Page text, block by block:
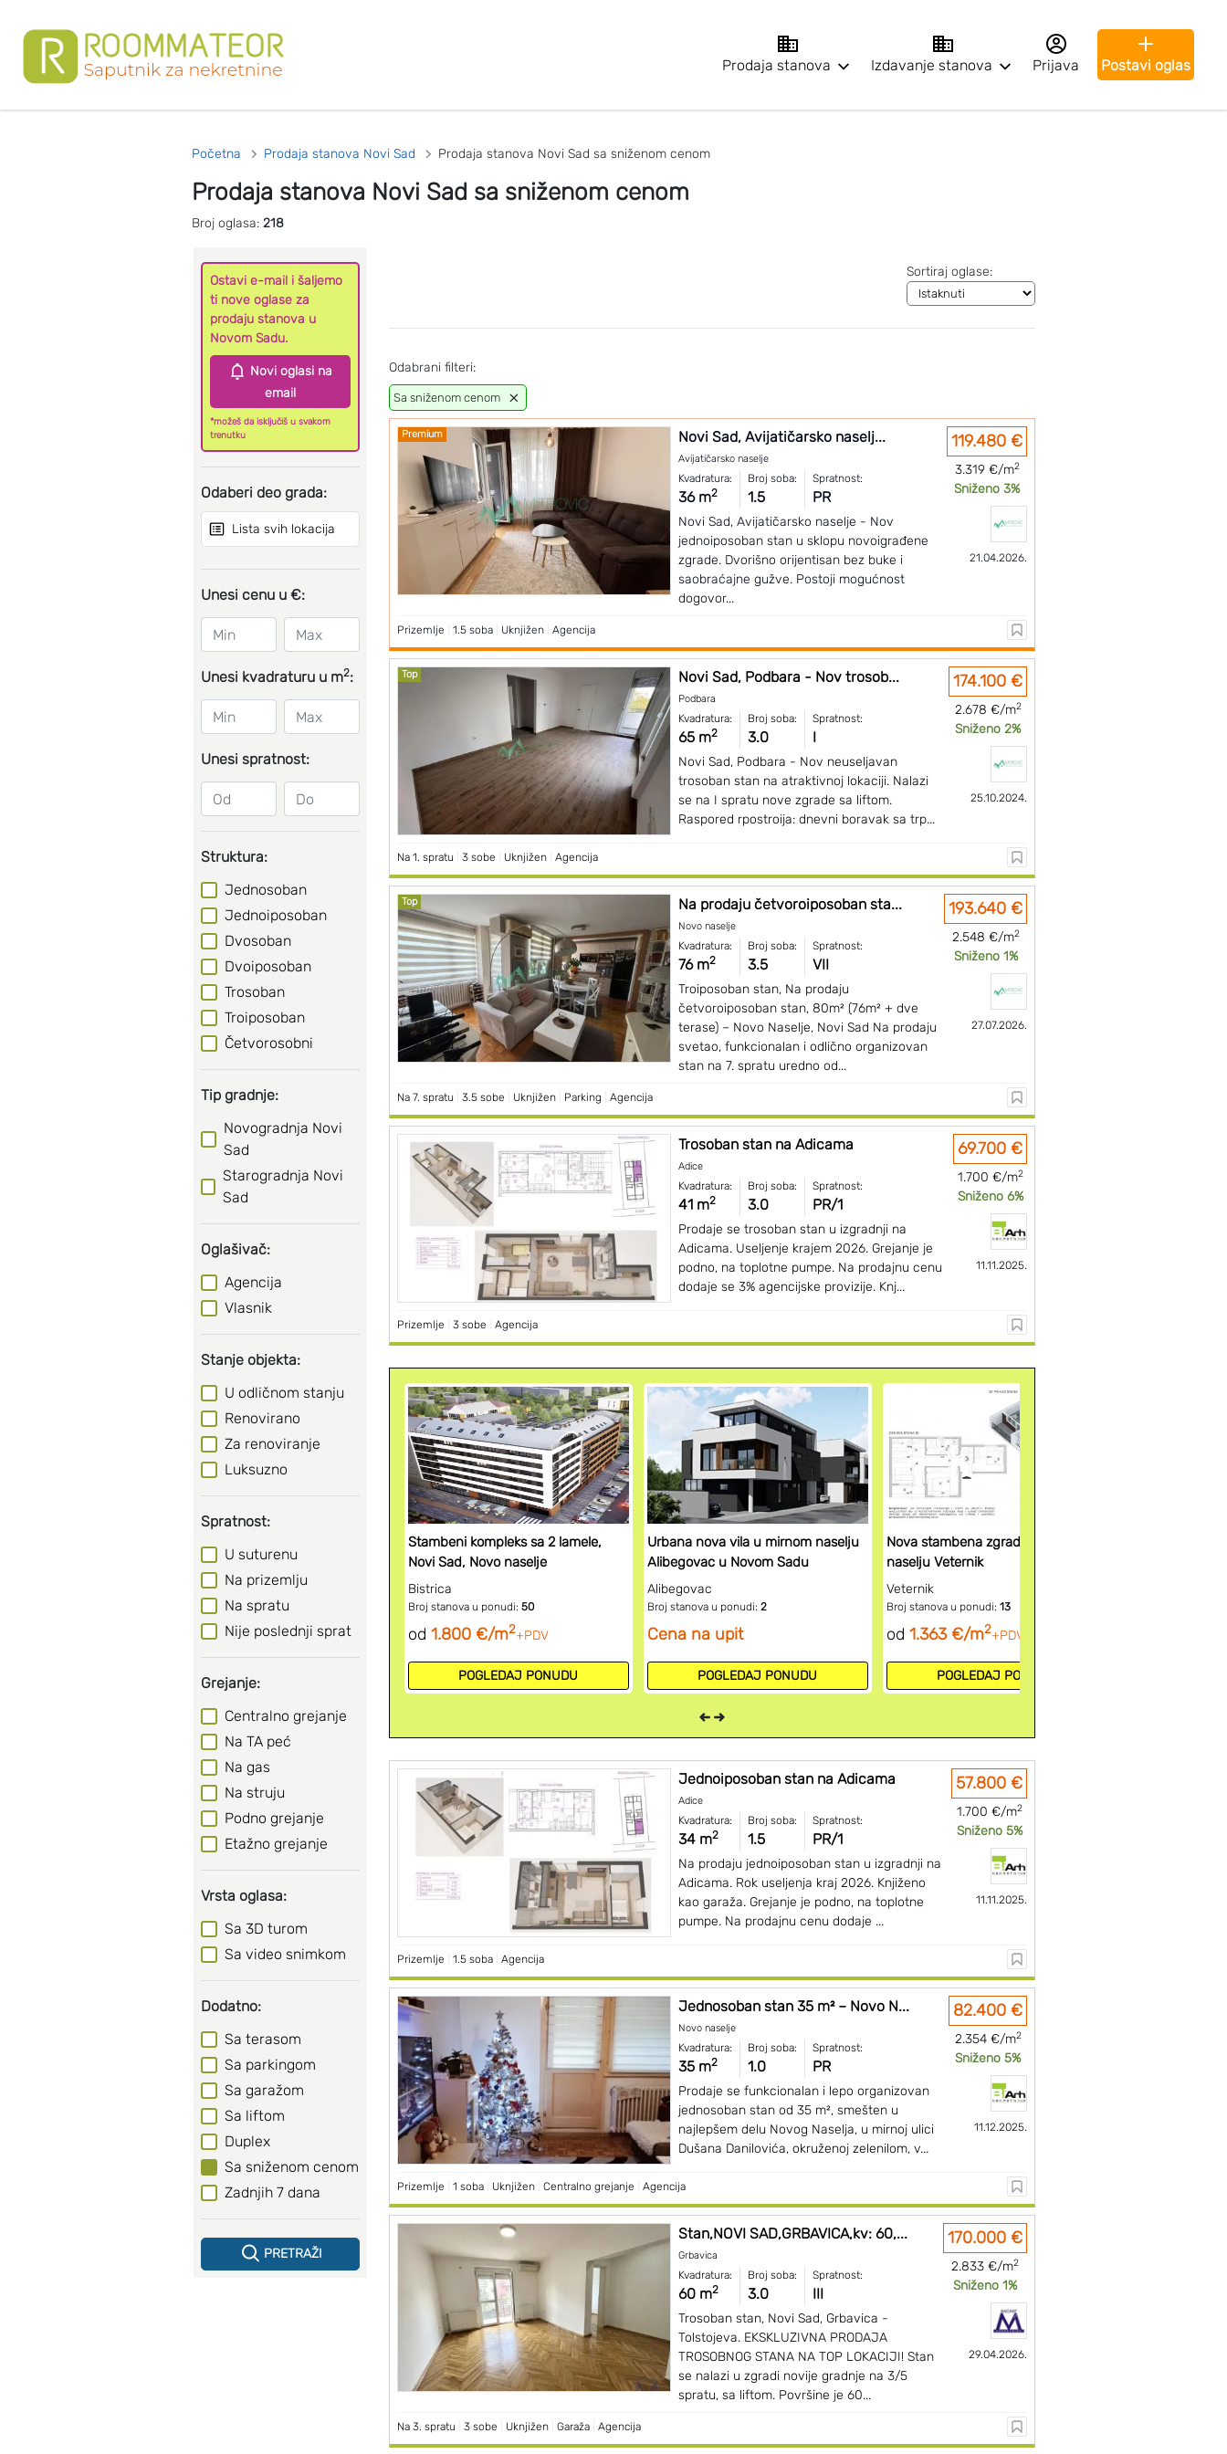
Prodaja stanova Izdavanje stanova Prijava Postavi oglas
Početna Prodaja stanova Novi Sad Prodaja stanova Novi Sad sa sniženom cenom
Prodaja stanova Novi Sad sa sniženom cenom
Broj oglasa: 218
Ostavi e-mail i šaljemo
ti nove oglase za
prodaju stanova u
Novom Sadu.
Novi oglasi na
email
*možeš da isključiš u svakom
trenutku
Odaberi deo grada:
Lista svih lokacija
Unesi cenu u €:
Unesi kvadraturu u m2:
Unesi spratnost:
Struktura:
Jednosoban
Jednoiposoban
Dvosoban
Dvoiposoban
Trosoban
Troiposoban
Četvorosobni
Tip gradnje:
Novogradnja Novi
Sad
Starogradnja Novi
Sad
Oglašivač:
Agencija
Vlasnik
Stanje objekta:
U odličnom stanju
Renovirano
Za renoviranje
Luksuzno
Spratnost:
U suturenu
Na prizemlju
Na spratu
Nije poslednji sprat
Grejanje:
Centralno grejanje
Na TA peć
Na gas
Na struju
Podno grejanje
Etažno grejanje
Vrsta oglasa:
Sa 3D turom
Sa video snimkom
Dodatno:
Sa terasom
Sa parkingom
Sa garažom
Sa liftom
Duplex
Sa sniženom cenom
Zadnjih 7 dana
PRETRAŽI
Sortiraj oglase:
Odabrani filteri:
Sa sniženom cenom
Premium Novi Sad, Avijatičarsko naselj...
Avijatičarsko naselje
Kvadratura:
36 m2
Broj soba:
1.5
Spratnost:
PR
Novi Sad, Avijatičarsko naselje - Nov
jednoiposoban stan u sklopu novoigrađene
zgrade. Dvorišno orijentisan bez buke i
saobraćajne gužve. Postoji mogućnost
dogovor...
119.480 €
3.319 €/m2
Sniženo 3%
21.04.2026.
Prizemlje 1.5 soba Uknjižen Agencija
Top Novi Sad, Podbara - Nov trosob...
Podbara
Kvadratura:
65 m2
Broj soba:
3.0
Spratnost:
I
Novi Sad, Podbara - Nov neuseljavan
trosoban stan na atraktivnoj lokaciji. Nalazi
se na I spratu nove zgrade sa liftom.
Raspored rpostroija: dnevni boravak sa trp...
174.100 €
2.678 €/m2
Sniženo 2%
25.10.2024.
Na 1. spratu 3 sobe Uknjižen Agencija
Top Na prodaju četvoroiposoban sta...
Novo naselje
Kvadratura:
76 m2
Broj soba:
3.5
Spratnost:
VII
Troiposoban stan, Na prodaju
četvoroiposoban stan, 80m² (76m² + dve
terase) – Novo Naselje, Novi Sad Na prodaju
svetao, funkcionalan i odlično organizovan
stan na 7. spratu uredno od...
193.640 €
2.548 €/m2
Sniženo 1%
27.07.2026.
Na 7. spratu 3.5 sobe Uknjižen Parking Agencija
Trosoban stan na Adicama
Adice
Kvadratura:
41 m2
Broj soba:
3.0
Spratnost:
PR/1
Prodaje se trosoban stan u izgradnji na
Adicama. Useljenje krajem 2026. Grejanje je
podno, na toplotne pumpe. Na prodajnu cenu
dodaje se 3% agencijske provizije. Knj...
69.700 €
1.700 €/m2
Sniženo 6%
11.11.2025.
Prizemlje 3 sobe Agencija
Stambeni kompleks sa 2 lamele,
Novi Sad, Novo naselje
Bistrica
Broj stanova u ponudi: 50
od 1.800 €/m2+PDV
POGLEDAJ PONUDU
Urbana nova vila u mirnom naselju
Alibegovac u Novom Sadu
Alibegovac
Broj stanova u ponudi: 2
Cena na upit
POGLEDAJ PONUDU
Nova stambena zgrada u mirnom
naselju Veternik
Veternik
Broj stanova u ponudi: 13
od 1.363 €/m2+PDV
POGLEDAJ PONUDU
Jednoiposoban stan na Adicama
Adice
Kvadratura:
34 m2
Broj soba:
1.5
Spratnost:
PR/1
Na prodaju jednoiposoban stan u izgradnji na
Adicama. Rok useljenja kraj 2026. Knjiženo
kao garaža. Grejanje je podno, na toplotne
pumpe. Na prodajnu cenu dodaje ...
57.800 €
1.700 €/m2
Sniženo 5%
11.11.2025.
Prizemlje 1.5 soba Agencija
Jednosoban stan 35 m² – Novo N...
Novo naselje
Kvadratura:
35 m2
Broj soba:
1.0
Spratnost:
PR
Prodaje se funkcionalan i lepo organizovan
jednosoban stan od 35 m², smešten u
najlepšem delu Novog Naselja, u mirnoj ulici
Dušana Danilovića, okruženoj zelenilom, v...
82.400 €
2.354 €/m2
Sniženo 5%
11.12.2025.
Prizemlje 1 soba Uknjižen Centralno grejanje Agencija
Stan,NOVI SAD,GRBAVICA,kv: 60,...
Grbavica
Kvadratura:
60 m2
Broj soba:
3.0
Spratnost:
III
Trosoban stan, Novi Sad, Grbavica -
Tolstojeva. EKSKLUZIVNA PRODAJA
TROSOBNOG STANA NA TOP LOKACIJI! Stan
se nalazi u zgradi novije gradnje na 3/5
spratu, sa liftom. Površine je 60...
170.000 €
2.833 €/m2
Sniženo 1%
29.04.2026.
Na 3. spratu 3 sobe Uknjižen Garaža Agencija